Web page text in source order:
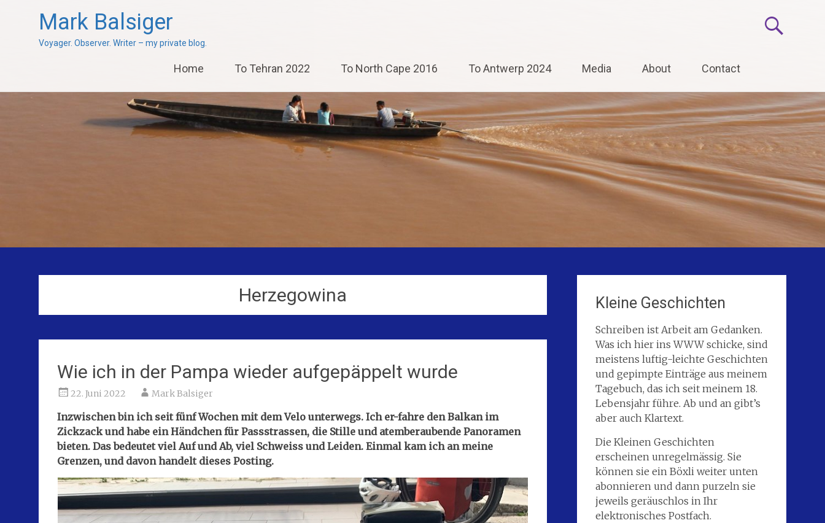
Mark Balsiger
Voyager. Observer. Writer – my private blog.
to
Home To Tehran 2022 To North Cape 2016 To Antwerp 2024 Media About Contact
Herzegowina
Wie ich in der Pampa wieder aufgepäppelt wurde
22. Juni 2022 Mark Balsiger
Inzwischen bin ich seit fünf Wochen mit dem Velo unterwegs. Ich er-fahre den Balkan im
Zickzack und habe ein Händchen für Passstrassen, die Stille und atemberaubende Panoramen
bieten. Das bedeutet viel Auf und Ab, viel Schweiss und Leiden. Einmal kam ich an meine
Grenzen, und davon handelt dieses Posting.
Kleine Geschichten
Schreiben ist Arbeit am Gedanken.
Was ich hier ins WWW schicke, sind
meistens luftig-leichte Geschichten
und gepimpte Einträge aus meinem
Tagebuch, das ich seit meinem 18.
Lebensjahr führe. Ab und an gibt’s
aber auch Klartext.
Die Kleinen Geschichten
erscheinen unregelmässig. Sie
können sie ein Böxli weiter unten
abonnieren und dann purzeln sie
jeweils geräuschlos in Ihr
elektronisches Postfach.